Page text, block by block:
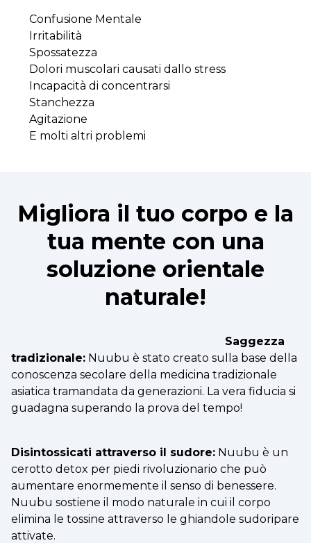
Confusione Mentale
Irritabilità
Spossatezza
Dolori muscolari causati dallo stress
Incapacità di concentrarsi
Stanchezza
Agitazione
E molti altri problemi
Migliora il tuo corpo e la
tua mente con una
soluzione orientale
naturale!
Saggezza
tradizionale: Nuubu è stato creato sulla base della
conoscenza secolare della medicina tradizionale
asiatica tramandata da generazioni. La vera fiducia si
guadagna superando la prova del tempo!
Disintossicati attraverso il sudore: Nuubu è un
cerotto detox per piedi rivoluzionario che può
aumentare enormemente il senso di benessere.
Nuubu sostiene il modo naturale in cui il corpo
elimina le tossine attraverso le ghiandole sudoripare
attivate.